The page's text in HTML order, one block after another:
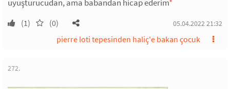
uyuşturucudan, ama babandan hicap ederim*
(1) (0) 05.04.2022 21:32
pierre loti tepesinden haliç'e bakan çocuk
272.